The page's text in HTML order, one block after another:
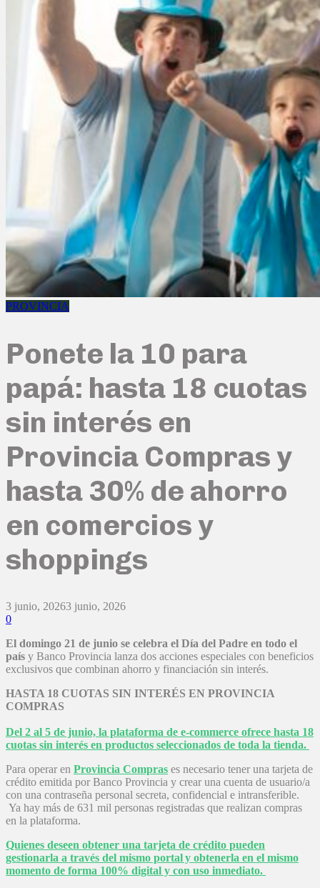
PROVINCIA
Ponete la 10 para
papá: hasta 18 cuotas
sin interés en
Provincia Compras y
hasta 30% de ahorro
en comercios y
shoppings
3 junio, 20263 junio, 2026
0
El domingo 21 de junio se celebra el Día del Padre en todo el
país y Banco Provincia lanza dos acciones especiales con beneficios
exclusivos que combinan ahorro y financiación sin interés.
HASTA 18 CUOTAS SIN INTERÉS EN PROVINCIA
COMPRAS
Del 2 al 5 de junio, la plataforma de e-commerce ofrece hasta 18
cuotas sin interés en productos seleccionados de toda la tienda.
Para operar en Provincia Compras es necesario tener una tarjeta de
crédito emitida por Banco Provincia y crear una cuenta de usuario/a
con una contraseña personal secreta, confidencial e intransferible.
Ya hay más de 631 mil personas registradas que realizan compras
en la plataforma.
Quienes deseen obtener una tarjeta de crédito pueden
gestionarla a través del mismo portal y obtenerla en el mismo
momento de forma 100% digital y con uso inmediato.